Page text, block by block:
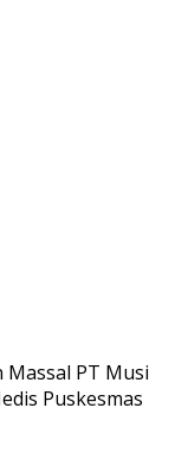
Massal PT Musi
Puskesmas